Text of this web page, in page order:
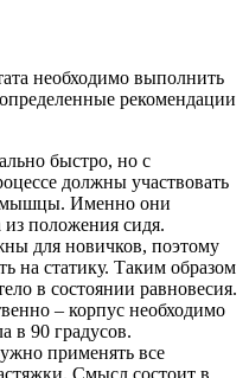
необходимо выполнить
рекомендации
быстро, но с
должны участвовать
мышцы. Именно они
положения сидя.
для новичков, поэтому
на статику. Таким образом
в состоянии равновесия.
– корпус необходимо
в 90 градусов.
применять все
Смысл состоит в